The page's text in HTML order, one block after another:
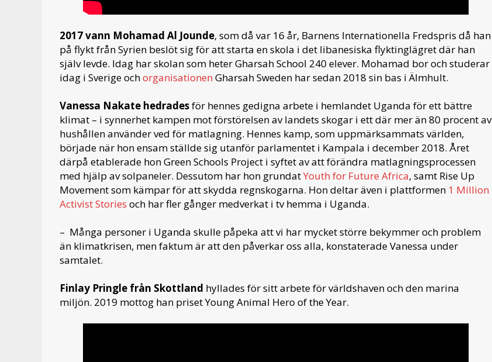
2017 vann Mohamad Al Jounde, som då var 16 år, Barnens Internationella Fredspris då han
på flykt från Syrien beslöt sig för att starta en skola i det libanesiska flyktinglägret där han
själv levde. Idag har skolan som heter Gharsah School 240 elever. Mohamad bor och studerar
idag i Sverige ochorganisationen Gharsah Sweden har sedan 2018 sin bas i Älmhult.
Vanessa Nakate hedradesför hennes gedigna arbete i hemlandet Uganda för ett bättre
klimat – i synnerhet kampen mot förstörelsen av landets skogar i ett där mer än 80 procent av
hushållen använder ved för matlagning. Hennes kamp, som uppmärksammats världen,
började när hon ensam ställde sig utanför parlamentet i Kampala i december 2018. Året
därpå etablerade hon Green Schools Project i syftet av att förändra matlagningsprocessen
med hjälp av solpaneler. Dessutom har hon grundatYouth for Future Africa, samt Rise Up
Movement som kämpar för att skydda regnskogarna. Hon deltar även i plattformen 1 Million
Activist Stories och har fler gånger medverkat i tv hemma i Uganda.
– Många personer i Uganda skulle påpeka att vi har mycket större bekymmer och problem
än klimatkrisen, men faktum är att den påverkar oss alla, konstaterade Vanessa under
samtalet.
Finlay Pringle från Skottland hyllades för sitt arbete för världshaven och den marina
miljön. 2019 mottog han priset Young Animal Hero of the Year.